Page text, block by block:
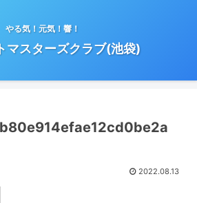
やる気！元気！響！
マスターズクラブ(池袋)
2022.08.13